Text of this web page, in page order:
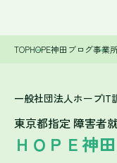
TOPHOPE神田ブログ事業
一般社団法人ホープIT
東京都指定 障害者
ＨＯＰＥ神田